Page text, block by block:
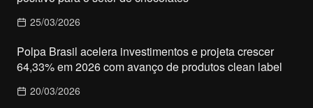
25/03/2026
Polpa Brasil acelera investimentos e projeta crescer
64,33% em 2026 com avanço de produtos clean label
20/03/2026